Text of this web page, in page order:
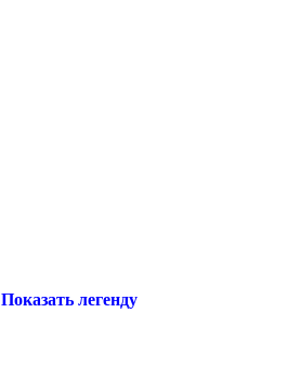
Показать легенду